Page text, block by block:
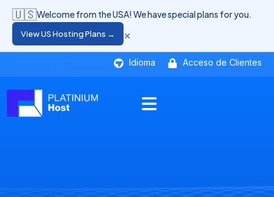
Idioma Acceso de Clientes
🇺🇸Welcome from the USA! We have special plans for you.
View US Hosting Plans → ×